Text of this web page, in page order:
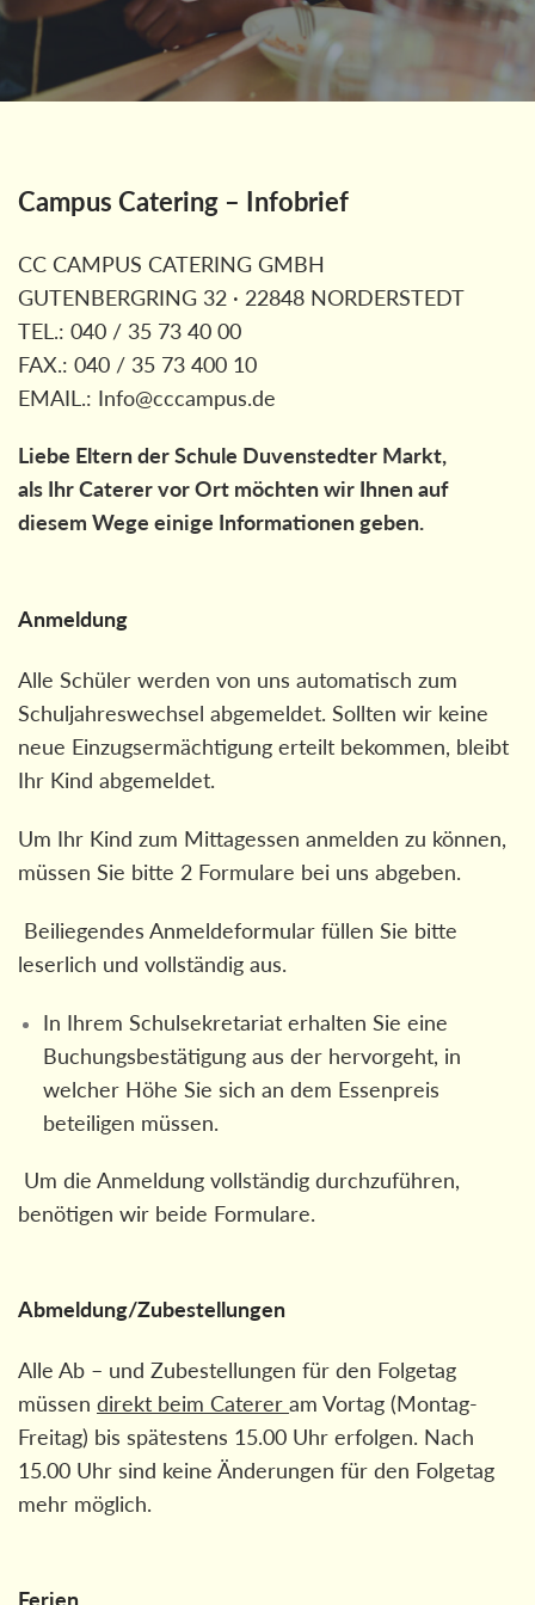
Campus Catering – Infobrief
CC CAMPUS CATERING GMBH
GUTENBERGRING 32 · 22848 NORDERSTEDT
TEL.: 040 / 35 73 40 00
FAX.: 040 / 35 73 400 10
EMAIL.: Info@cccampus.de
Liebe Eltern der Schule Duvenstedter Markt,
als Ihr Caterer vor Ort möchten wir Ihnen auf
diesem Wege einige Informationen geben.
Anmeldung
Alle Schüler werden von uns automatisch zum
Schuljahreswechsel abgemeldet. Sollten wir keine
neue Einzugsermächtigung erteilt bekommen, bleibt
Ihr Kind abgemeldet.
Um Ihr Kind zum Mittagessen anmelden zu können,
müssen Sie bitte 2 Formulare bei uns abgeben.
Beiliegendes Anmeldeformular füllen Sie bitte
leserlich und vollständig aus.
In Ihrem Schulsekretariat erhalten Sie eine
Buchungsbestätigung aus der hervorgeht, in
welcher Höhe Sie sich an dem Essenpreis
beteiligen müssen.
Um die Anmeldung vollständig durchzuführen,
benötigen wir beide Formulare.
Abmeldung/Zubestellungen
Alle Ab – und Zubestellungen für den Folgetag
müssen direkt beim Caterer am Vortag (Montag-
Freitag) bis spätestens 15.00 Uhr erfolgen. Nach
15.00 Uhr sind keine Änderungen für den Folgetag
mehr möglich.
Ferien